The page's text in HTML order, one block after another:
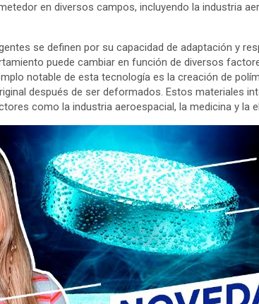
en diversos campos, incluyendo la industria
se definen por su capacidad de adaptación y
puede cambiar en función de diversos
notable de esta tecnología es la creación de
después de ser deformados. Estos materiales
como la industria aeroespacial, la medicina y la